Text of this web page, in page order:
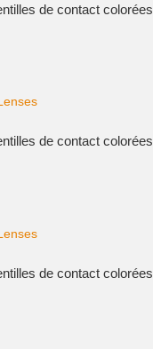
de contact colorées
de contact colorées
de contact colorées